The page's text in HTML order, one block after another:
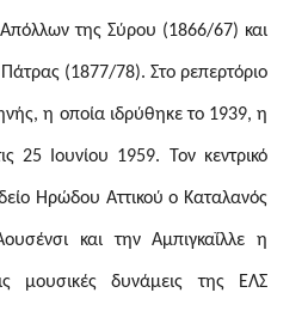
της Σύρου (1866/67) και
(1877/78). Στο ρεπερτόριο
η οποία ιδρύθηκε το 1939, η
25 Ιουνίου 1959. Τον κεντρικό
Ηρώδου Αττικού ο Καταλανός
και την Αμπιγκαΐλλε η
μουσικές δυνάμεις της ΕΛΣ